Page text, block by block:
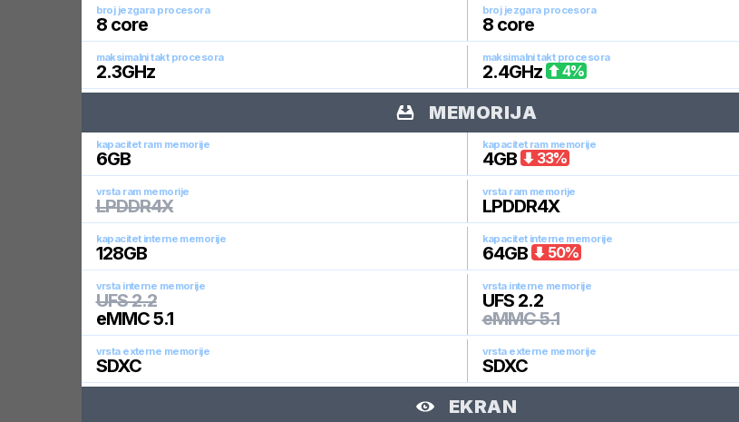
broj jezgara procesora
8core
broj jezgara procesora
8core
maksimalni takt procesora
2.3GHz
maksimalni takt procesora
2.4GHz 4%
MEMORIJA
kapacitet ram memorije
6GB
kapacitet ram memorije
4GB 33%
vrsta ram memorije
LPDDR4X
vrsta ram memorije
LPDDR4X
kapacitet interne memorije
128GB
kapacitet interne memorije
64GB 50%
vrsta interne memorije
UFS 2.2
eMMC 5.1
vrsta interne memorije
UFS 2.2
eMMC 5.1
vrsta externe memorije
SDXC
vrsta externe memorije
SDXC
EKRAN